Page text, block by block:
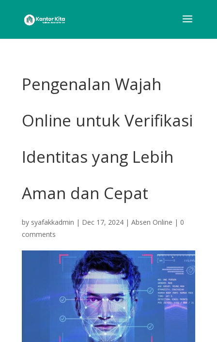
Pengenalan Wajah
Online untuk Verifikasi
Identitas yang Lebih
Aman dan Cepat
by syafakkadmin | Dec 17, 2024| Absen Online | 0
comments